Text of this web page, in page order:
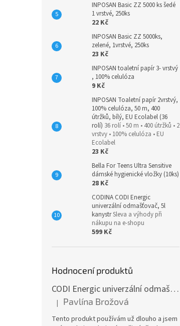
INPOSAN Basic ZZ 5000 ks šedé
1 vrstvé, 250ks
22 Kč
INPOSAN Basic ZZ 5000ks,
zelené, 1vrstvé, 250ks
23 Kč
INPOSAN toaletní papír 3- vrstvý
, 100% celulóza
9 Kč
INPOSAN Toaletní papír 2vrstvý,
100% celulóza, 50 m, 400
útržků, bílý, EU Ecolabel (36
rolí) 36 rolí • 50 m • 400 útržků • 2
vrstvy • 100% celulóza • EU
Ecolabel
23 Kč
Bella For Teens Ultra Sensitive
dámské hygienické vložky (10ks)
28 Kč
CODINA CODI Energic
univerzální odmašťovač, 5l
kanystrSleva a výhody při
nákupu na e-shopu
599 Kč
Hodnocení produktů
CODI Energic univerzální odmašťovač s rozprašovačem, 750 ml
Hodnocení produktu je 5 z 5 hvězdiček.
| Pavlína Brožová
Tento produkt používám už dlouho a jsem